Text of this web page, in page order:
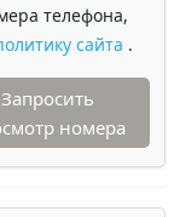
телефона,
сайта .
Запросить
номера